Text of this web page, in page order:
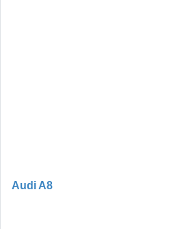
Audi A8